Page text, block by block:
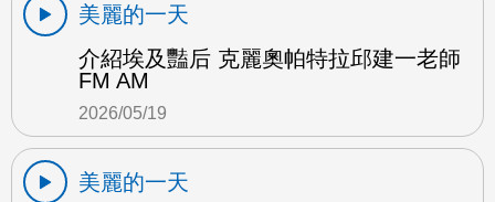
美麗的一天
介紹埃及豔后 克麗奧帕特拉邱建一老師
FM AM
2026/05/19
美麗的一天